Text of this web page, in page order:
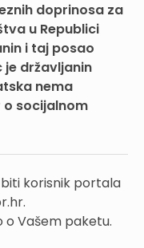
doprinosa za
u Republici
i taj posao
je državljanin
nema
o socijalnom
korisnik portala
o Vašem paketu.